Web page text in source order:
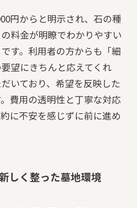
円からと明示され、石の種
料金が明瞭でわかりやすい
す。利用者の方からも「細
望にきちんと応えてくれ
いており、希望を反映した
費用の透明性と丁寧な対応
に不安を感じずに前に進め
しく整った墓地環境